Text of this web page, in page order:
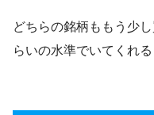
どちらの銘柄ももう少
らいの水準でいてくれる